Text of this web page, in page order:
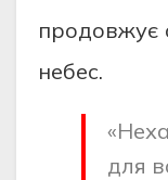
продовжує
небес.
для